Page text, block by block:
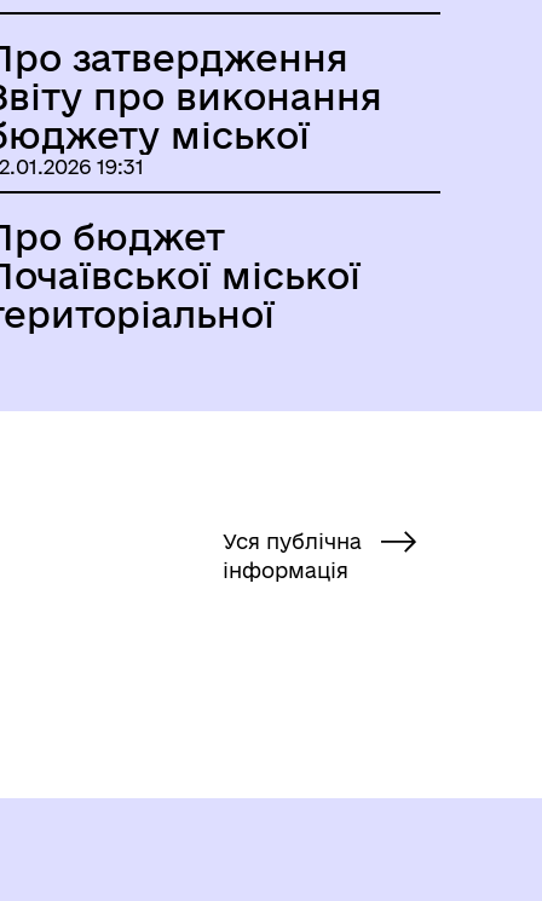
затвердження
про виконання
міської
громади за 2025 рік
19:31
бюджет
міської
Уся публічна
інформація